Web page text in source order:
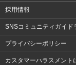
採用情報
SNSコミュニティガイド
プライバシーポリシー
カスタマーハラスメント